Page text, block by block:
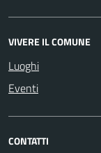
VIVERE IL COMUNE
Luoghi
Eventi
CONTATTI